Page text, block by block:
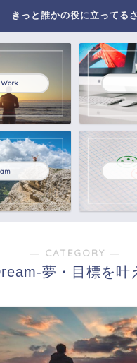
きっと誰かの役に立ってるさ
― CATEGORY ―
夢・目標を叶